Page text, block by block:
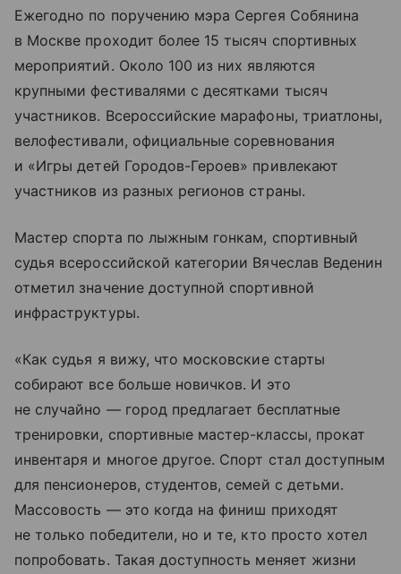
Ежегодно по поручению мэра Сергея Собянина
в Москве проходит более 15 тысяч спортивных
мероприятий. Около 100 из них являются
крупными фестивалями с десятками тысяч
участников. Всероссийские марафоны, триатлоны,
велофестивали, официальные соревнования
и «Игры детей Городов-Героев» привлекают
участников из разных регионов страны.
Мастер спорта по лыжным гонкам, спортивный
судья всероссийской категории Вячеслав Веденин
отметил значение доступной спортивной
инфраструктуры.
«Как судья я вижу, что московские старты
собирают все больше новичков. И это
не случайно — город предлагает бесплатные
тренировки, спортивные мастер-классы, прокат
инвентаря и многое другое. Спорт стал доступным
для пенсионеров, студентов, семей с детьми.
Массовость — это когда на финиш приходят
не только победители, но и те, кто просто хотел
попробовать. Такая доступность меняет жизни